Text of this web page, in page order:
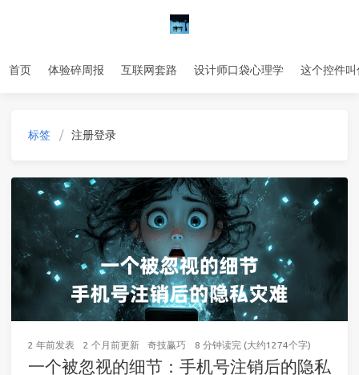
首页 体验碎周报 互联网套路 设计师口袋心理学 这个控件叫
标签 注册登录
2 年前发表 2 个月前更新 奇技赢巧 8 分钟读完 (大约1274个字)
一个被忽视的细节：手机号注销后的隐私